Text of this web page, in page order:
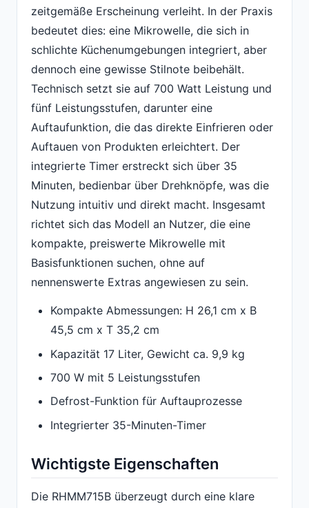
zeitgemäße Erscheinung verleiht. In der Praxis
bedeutet dies: eine Mikrowelle, die sich in
schlichte Küchenumgebungen integriert, aber
dennoch eine gewisse Stilnote beibehält.
Technisch setzt sie auf 700 Watt Leistung und
fünf Leistungsstufen, darunter eine
Auftaufunktion, die das direkte Einfrieren oder
Auftauen von Produkten erleichtert. Der
integrierte Timer erstreckt sich über 35
Minuten, bedienbar über Drehknöpfe, was die
Nutzung intuitiv und direkt macht. Insgesamt
richtet sich das Modell an Nutzer, die eine
kompakte, preiswerte Mikrowelle mit
Basisfunktionen suchen, ohne auf
nennenswerte Extras angewiesen zu sein.
Kompakte Abmessungen: H 26,1 cm x B
45,5 cm x T 35,2 cm
Kapazität 17 Liter, Gewicht ca. 9,9 kg
700 W mit 5 Leistungsstufen
Defrost-Funktion für Auftauprozesse
Integrierter 35-Minuten-Timer
Wichtigste Eigenschaften
Die RHMM715B überzeugt durch eine klare